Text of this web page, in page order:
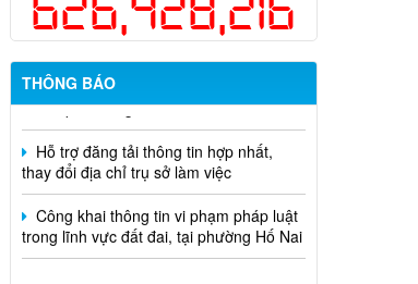
THÔNG BÁO
khai Kế hoạch Khám sức khỏe định kỳ
hoặc khám sàng lọc miễn phí ít nhất mỗi
năm một lần cho người dân trên địa bàn
thành phố Đồng Nai
Hỗ trợ đăng tải thông tin hợp nhất,
thay đổi địa chỉ trụ sở làm việc
Công khai thông tin vi phạm pháp luật
trong lĩnh vực đất đai, tại phường Hố Nai